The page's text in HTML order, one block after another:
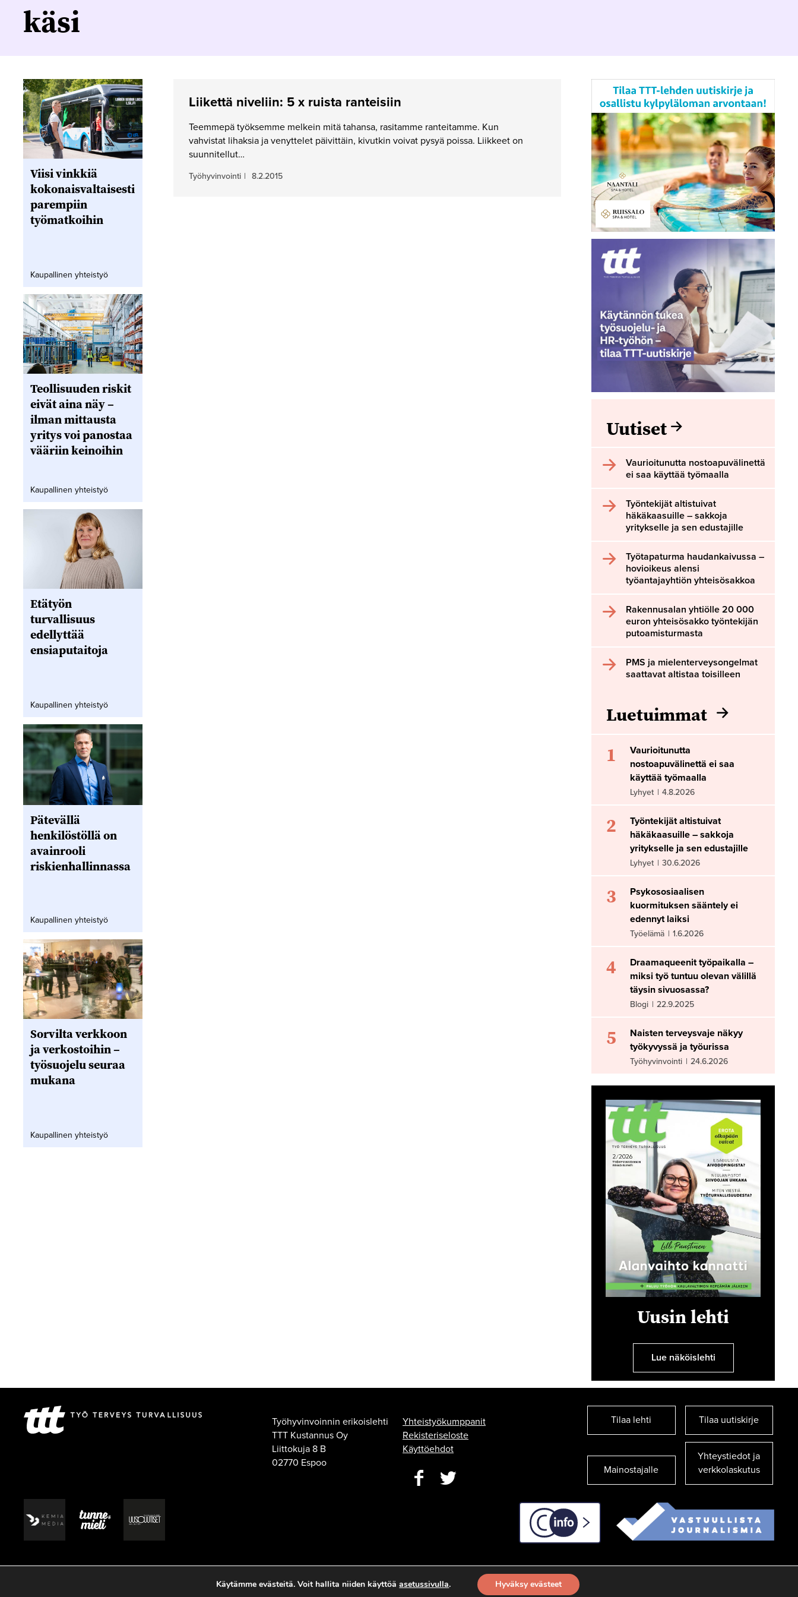
käsi
Liikettä niveliin: 5 x ruista ranteisiin
Teemmepä työksemme melkein mitä tahansa, rasitamme ranteitamme. Kun
vahvistat lihaksia ja venyttelet päivittäin, kivutkin voivat pysyä poissa. Liikkeet on
suunnitellut…
Työhyvinvointi | 8.2.2015
Viisi vinkkiä
kokonaisvaltaisesti
parempiin
työmatkoihin
Kaupallinen yhteistyö
Teollisuuden riskit
eivät aina näy –
ilman mittausta
yritys voi panostaa
vääriin keinoihin
Kaupallinen yhteistyö
Etätyön
turvallisuus
edellyttää
ensiaputaitoja
Kaupallinen yhteistyö
Pätevällä
henkilöstöllä on
avainrooli
riskienhallinnassa
Kaupallinen yhteistyö
Sorvilta verkkoon
ja verkostoihin –
työsuojelu seuraa
mukana
Kaupallinen yhteistyö
Uutiset
Vaurioitunutta nostoapuvälinettä
ei saa käyttää työmaalla
Työntekijät altistuivat
häkäkaasuille – sakkoja
yritykselle ja sen edustajille
Työtapaturma haudankaivussa –
hovioikeus alensi
työantajayhtiön yhteisösakkoa
Rakennusalan yhtiölle 20 000
euron yhteisösakko työntekijän
putoamisturmasta
PMS ja mielenterveysongelmat
saattavat altistaa toisilleen
Luetuimmat
1
Vaurioitunutta
nostoapuvälinettä ei saa
käyttää työmaalla
Lyhyet | 4.8.2026
2
Työntekijät altistuivat
häkäkaasuille – sakkoja
yritykselle ja sen edustajille
Lyhyet | 30.6.2026
3
Psykososiaalisen
kuormituksen sääntely ei
edennyt laiksi
Työelämä | 1.6.2026
4
Draamaqueenit työpaikalla –
miksi työ tuntuu olevan välillä
täysin sivuosassa?
Blogi | 22.9.2025
5
Naisten terveysvaje näkyy
työkyvyssä ja työurissa
Työhyvinvointi | 24.6.2026
Uusin lehti
Lue näköislehti
Työhyvinvoinnin erikoislehti
TTT Kustannus Oy
Liittokuja 8 B
02770 Espoo
Yhteistyökumppanit
Rekisteriseloste
Käyttöehdot
Tilaa lehti Tilaa uutiskirje
Mainostajalle
Yhteystiedot ja
verkkolaskutus
C-info
Käytämme evästeitä. Voit hallita niiden käyttöäasetussivulla. Hyväksy evästeet